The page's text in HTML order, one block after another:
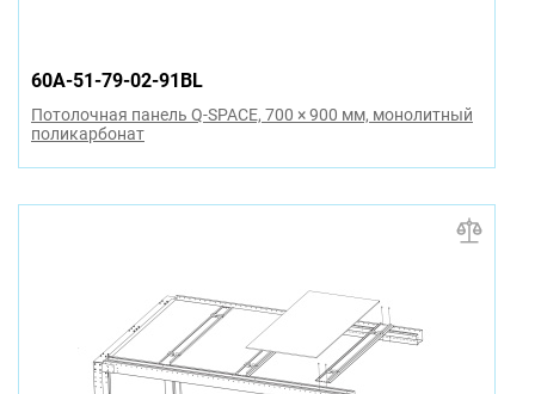
60A-51-79-02-91BL
Потолочная панель Q-SPACE, 700 × 900 мм, монолитный
поликарбонат